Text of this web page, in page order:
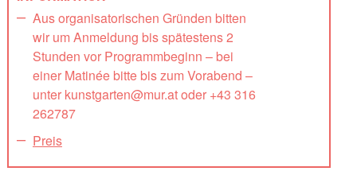
Aus organisatorischen Gründen bitten
wir um Anmeldung bis spätestens 2
Stunden vor Programmbeginn – bei
einer Matinée bitte bis zum Vorabend –
unter kunstgarten@mur.at oder +43 316
262787
Preis